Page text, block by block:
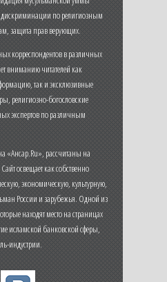
дискриминации по религиозным
защита прав верующих.
корреспондентов в различных
вниманию читателей как
так и эксклюзивные
религиозно-богословские
экспертов по различным
«Ансар.Ru», рассчитаны на
освещает как собственно
экономическую, культурную,
России и зарубежья. Одной из
находят место на страницах
исламской банковской сферы,
индустрии.